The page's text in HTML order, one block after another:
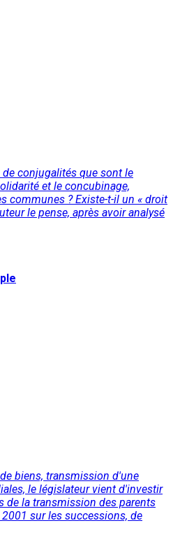
conjugalités que sont le
et le concubinage,
communes ? Existe-t-il un « droit
le pense, après avoir analysé
biens, transmission d'une
le législateur vient d'investir
de la transmission des parents
sur les successions, de